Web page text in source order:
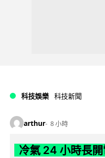
科技娛樂 科技新聞
arthur 8 小時
冷氣 24 小時長